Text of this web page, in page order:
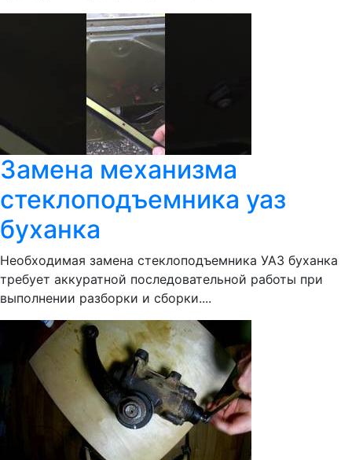
Замена механизма
стеклоподъемника уаз
буханка
Необходимая замена стеклоподъемника УАЗ буханка
требует аккуратной последовательной работы при
выполнении разборки и сборки....